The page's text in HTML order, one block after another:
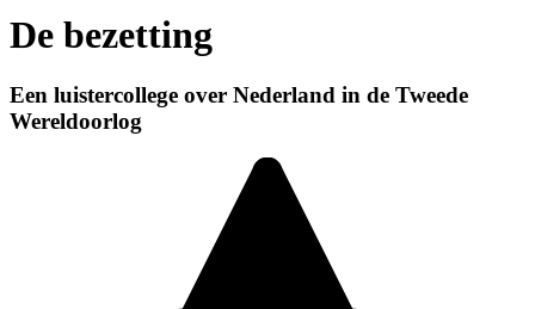
De bezetting
Een luistercollege over Nederland in de Tweede
Wereldoorlog